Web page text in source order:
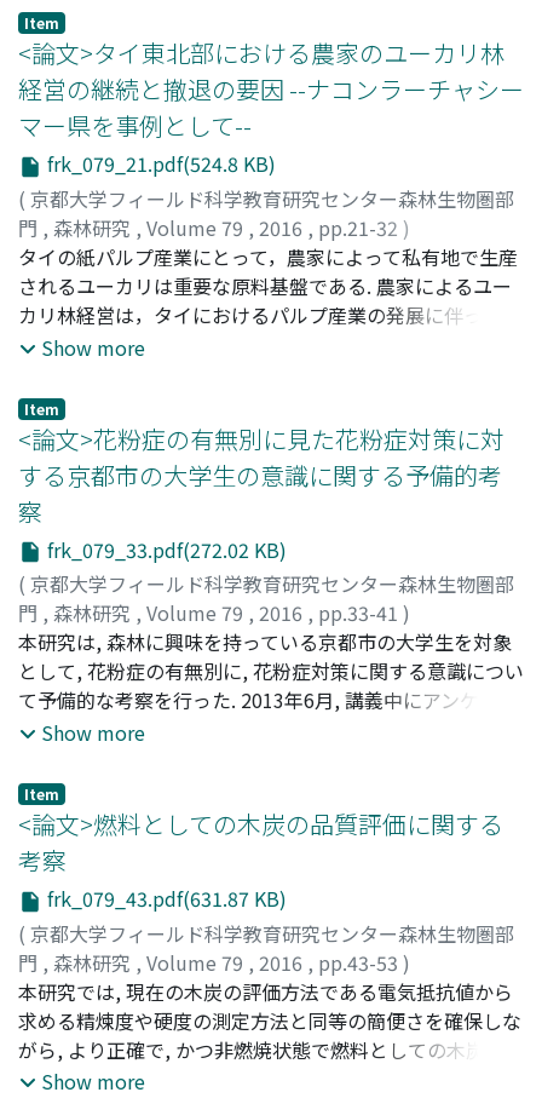
が, 少なくとも間伐後3 年目の時点では, シカ排除柵の設置
はスギの直径成長を抑制しないことが示唆された.
植生の現状を把握すると共に一時的に柵を開放し, 全種お
よび種ごとの地上部バイオマス量を開放前後で比較した.
柵内ではススキが優占していたが, 先の調査で報告されて
いた陽生植物は少なかった. 柵外ではイグサに加え, イワヒ
メワラビが多かった. これらは, 柵内では陽生植物が減少
し, 柵外ではシカ不嗜好性植物が増加したことを示唆して
おり, クラスター解析の結果も柵内外の植生遷移が異なる
方向に進んだことを示した. 柵開放の前後に調べた全種の
地上部バイオマス量に有意な差はなかったが, オカトラノ
オ, バライチゴ, ドクダミの地上部バイオマス量は開放後に
減少したことが示唆された. したがって, 柵開放に伴うシカ
による採食は植生量を減少させるが, 採食は優占種のスス
キではなくシカ嗜好性の高い種に偏ることを示唆してお
り, 開放時には嗜好性種の保護にも配慮が必要である.
Item
<論文>タイ東北部における農家のユーカリ林
経営の継続と撤退の要因 --ナコンラーチャシー
マー県を事例として--
frk_079_21.pdf(524.8 KB)
( 京都大学フィールド科学教育研究センター森林生物圏部
門 , 森林研究 , Volume 79 , 2016 , pp.21-32 )
井上, 瞳;松下, 幸司;Meunpong, Ponthep;神崎, 護;
INOUE, Hitomi;MATSUSHITA, Koji;MEUNPONG,
Ponthep;KANZAKI, Mamoru;90199787;70183291
ウエ, ヒトミ;マツシタ, コウジ
タイの紙パルプ産業にとって，農家によって私有地で生産
されるユーカリは重要な原料基盤である. 農家によるユー
カリ林経営は，タイにおけるパルプ産業の発展に伴って
1990年代以降に急速に拡大した. 拡大から二十数年を経た
ら撤退する農家の存在が明らかとなっている. 本研究で
は，ユーカリ林経営の継続と撤退の要因を考察することを
目的に，調査地周辺のユーカリ流通の全体像の把握と，ユ
ーカリ林経営の経験のある農家間の特徴の比較を行った.
調査は，主要なユーカリの産地であるタイ東北部のナコン
ラーチャシーマー県で実施し，木材チップ工場1，木材販
売店14，植林農家6. に対して聞き取り調査を行った. その
結果，調査地周辺では，農家あるいは木材販売店従業員が
ユーカリの伐採と運搬を請け負い，仲買人としても機能す
る素材生産業者として活動し，彼らがユーカリの流通に重
要な役割を果たしていた. また，ユーカリ林経営はユーカ
リ植林地面積が大きい農家ほど継続しやすく，小さい農家
の間で撤退が起きていることが分かった. これは小規模農
家ほど収益性の高いキャッサバへと移行する傾向があるた
めと考えられた.
Show more
Item
<論文>花粉症の有無別に見た花粉症対策に対
する京都市の大学生の意識に関する予備的考
察
frk_079_33.pdf(272.02 KB)
( 京都大学フィールド科学教育研究センター森林生物圏部
門 , 森林研究 , Volume 79 , 2016 , pp.33-41 )
河瀬, 麻里;KAWASE, Mari;カワセ, マリ
本研究は, 森林に興味を持っている京都市の大学生を対象
として, 花粉症の有無別に, 花粉症対策に関する意識につい
て予備的な考察を行った. 2013年6月, 講義中にアンケート
調査票を配布し, 全数を回収した. 合計40名(男性23名, 女
学生の意識の特性として, 以下の二点が言える. 第一に, 花
粉を削減するために木材生産林に手を加えることの是非に
ついては, 花粉症でない人より花粉症の人の方が, 手を加え
るべきだと回答する傾向があった. 第二に, 社会が重視すべ
きだと思う花粉症対策について, 花粉発生源の管理や花粉
の再飛散を防止するための生活環境の整備は, 花粉症でな
い人より花粉症の人に多く選ばれた. 本研究は, 森林に興味
を持っている大学生について, 花粉症の有無により花粉症
対策に関する意識に差があることを解明した. 今後, 人数を
増やし, 花粉症の症状の程度による意識の差を検討する必
要がある.
Show more
Item
<論文>燃料としての木炭の品質評価に関する
考察
frk_079_43.pdf(631.87 KB)
( 京都大学フィールド科学教育研究センター森林生物圏部
門 , 森林研究 , Volume 79 , 2016 , pp.43-53 )
兵道, 健太;藤井, 義久;HYODO, Kenta;FUJII, Yoshihisa;ヒ
ョウドウ, ケンタ;フジイ, ヨシヒサ
本研究では, 現在の木炭の評価方法である電気抵抗値から
求める精煉度や硬度の測定方法と同等の簡便さを確保しな
がら, より正確で, かつ非燃焼状態で燃料としての木炭の性
能(炭化率や燃焼速度)を推定する新規な手法を検討した.
Show more